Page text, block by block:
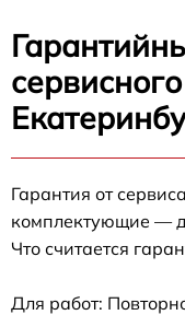
Гарантия от
комплектующие —
Что считается
Для работ: